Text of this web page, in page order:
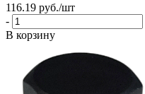
116.19 руб./шт
-
В корзину